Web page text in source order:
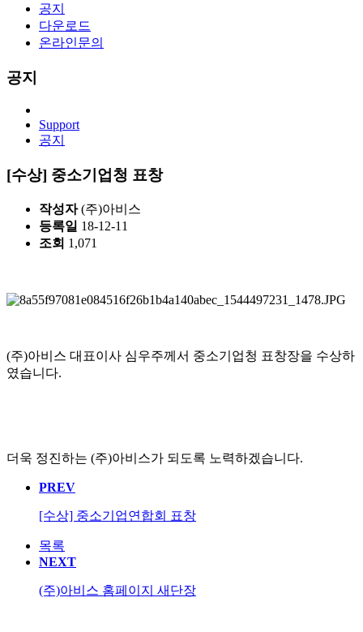
공지
다운로드
온라인문의
공지
Support
공지
[수상] 중소기업청 표창
작성자 (주)아비스
등록일 18-12-11
조회 1,071
(주)아비스 대표이사 심우주께서 중소기업청 표창장을 수상하
였습니다.
더욱 정진하는 (주)아비스가 되도록 노력하겠습니다.
PREV
[수상] 중소기업연합회 표창
목록
NEXT
(주)아비스 홈페이지 새단장